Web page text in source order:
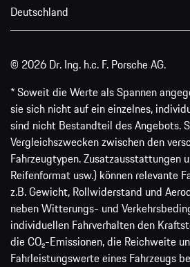
Deutschland
© 2026 Dr. Ing. h.c. F. Porsche AG.
* Soweit die Werte als Spannen
sie sich nicht auf ein einzelnes,
sind nicht Bestandteil des Angebots.
Vergleichszwecken zwischen den
Fahrzeugtypen. Zusatzausstattungen
Reifenformat usw.) können relevante
z.B. Gewicht, Rollwiderstand und
neben Witterungs- und
individuellen Fahrverhalten den
die CO₂-Emissionen, die Reichweite
Fahrleistungswerte eines Fahrzeugs